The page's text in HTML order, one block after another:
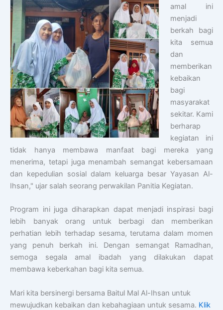
amal ini
menjadi
berkah bagi
kita semua
dan
memberikan
kebaikan
bagi
masyarakat
sekitar. Kami
berharap
kegiatan ini
tidak hanya membawa manfaat bagi mereka yang
menerima, tetapi juga menambah semangat kebersamaan
dan kepedulian sosial dalam keluarga besar Yayasan Al-
Ihsan," ujar salah seorang perwakilan Panitia Kegiatan.
Program ini juga diharapkan dapat menjadi inspirasi bagi
lebih banyak orang untuk berbagi dan memberikan
perhatian lebih terhadap sesama, terutama dalam momen
yang penuh berkah ini. Dengan semangat Ramadhan,
semoga segala amal ibadah yang dilakukan dapat
membawa keberkahan bagi kita semua.
Mari kita bersinergi bersama Baitul Mal Al-Ihsan untuk
mewujudkan kebaikan dan kebahagiaan untuk sesama. Klik